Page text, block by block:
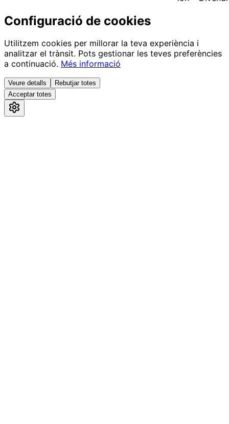
Configuració de cookies
Utilitzem cookies per millorar la teva experiència i
analitzar el trànsit. Pots gestionar les teves preferències
a continuació. Més informació
Veure detalls
Rebutjar totes
Acceptar totes